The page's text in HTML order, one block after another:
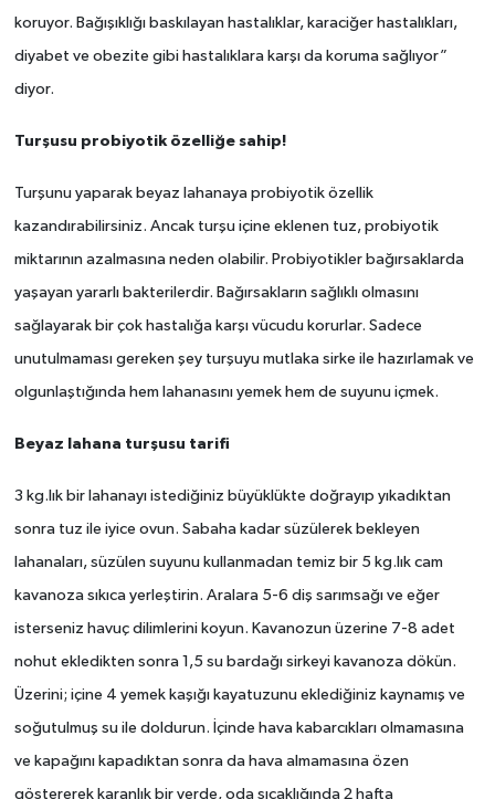
koruyor. Bağışıklığı baskılayan hastalıklar, karaciğer hastalıkları,
diyabet ve obezite gibi hastalıklara karşı da koruma sağlıyor”
diyor.
Turşusu probiyotik özelliğe sahip!
Turşunu yaparak beyaz lahanaya probiyotik özellik
kazandırabilirsiniz. Ancak turşu içine eklenen tuz, probiyotik
miktarının azalmasına neden olabilir. Probiyotikler bağırsaklarda
yaşayan yararlı bakterilerdir. Bağırsakların sağlıklı olmasını
sağlayarak bir çok hastalığa karşı vücudu korurlar. Sadece
unutulmaması gereken şey turşuyu mutlaka sirke ile hazırlamak ve
olgunlaştığında hem lahanasını yemek hem de suyunu içmek.
Beyaz lahana turşusu tarifi
3 kg.lık bir lahanayı istediğiniz büyüklükte doğrayıp yıkadıktan
sonra tuz ile iyice ovun. Sabaha kadar süzülerek bekleyen
lahanaları, süzülen suyunu kullanmadan temiz bir 5 kg.lık cam
kavanoza sıkıca yerleştirin. Aralara 5-6 diş sarımsağı ve eğer
isterseniz havuç dilimlerini koyun. Kavanozun üzerine 7-8 adet
nohut ekledikten sonra 1,5 su bardağı sirkeyi kavanoza dökün.
Üzerini; içine 4 yemek kaşığı kayatuzunu eklediğiniz kaynamış ve
soğutulmuş su ile doldurun. İçinde hava kabarcıkları olmamasına
ve kapağını kapadıktan sonra da hava almamasına özen
göstererek karanlık bir yerde, oda sıcaklığında 2 hafta